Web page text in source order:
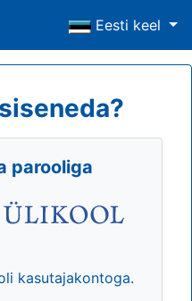
Eesti keel
parooliga
kasutajakontoga.